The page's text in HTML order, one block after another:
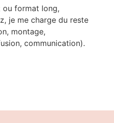
ou format long,
je me charge du reste
montage,
communication).